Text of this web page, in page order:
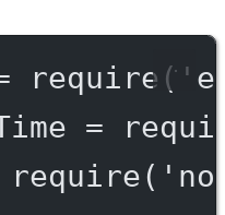
require (
=
require(